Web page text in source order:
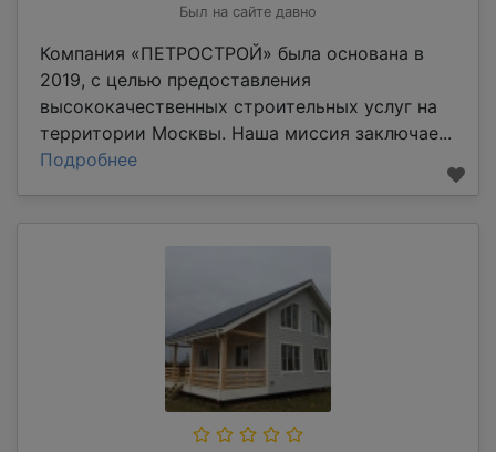
Был на сайте давно
Компания «ПЕТРОСТРОЙ» была основана в
2019, с целью предоставления
высококачественных строительных услуг на
территории Москвы. Наша миссия заключае...
Подробнее